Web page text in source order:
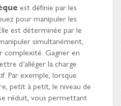
est définie par les
pour manipuler les
est déterminée par le
simultanément,
Gagner en
d’alléger la charge
Par exemple, lorsque
petit à petit, le niveau de
réduit, vous permettant